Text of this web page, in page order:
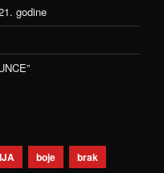
godine
boje
brak